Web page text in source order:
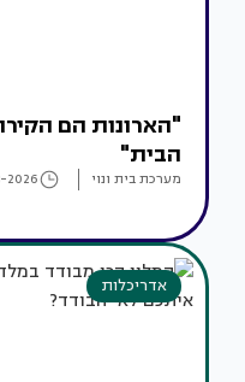
"הארונות הם
הבית"
מערכת בית ונוי 2026
אדריכלות